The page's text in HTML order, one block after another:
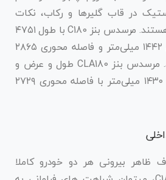
در قاب گلیرها و رکاب، نکات
مثبت CLA و C کلاس هستند. مرسدس بنز C180 با طول ۴۷۵۱
و عرض ۲۰۳۳ و ارتفاع ۱۴۴۲ میلی‌متر و فاصله محوری ۲۸۶۵
میلی‌متر عرضه می‌شود. مرسدس بنز CLA180 طول و عرض و
ارتفاع ۴۶۹۲ و ۱۹۹۹ و ۱۴۳۰ میلی‌متر با فاصله محوری ۲۷۲۹
بیرونی هر دو خودرو کاملا